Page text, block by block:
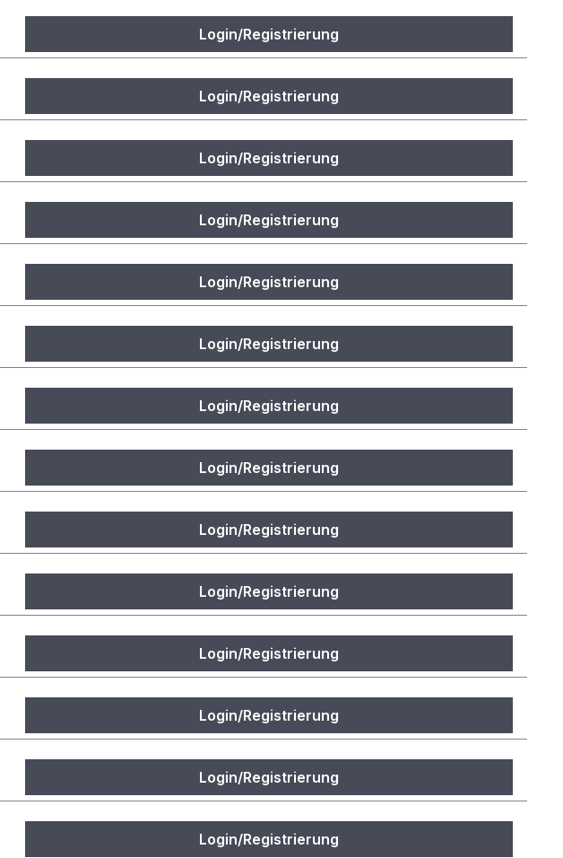
Login/Registrierung
Login/Registrierung
Login/Registrierung
Login/Registrierung
Login/Registrierung
Login/Registrierung
Login/Registrierung
Login/Registrierung
Login/Registrierung
Login/Registrierung
Login/Registrierung
Login/Registrierung
Login/Registrierung
Login/Registrierung